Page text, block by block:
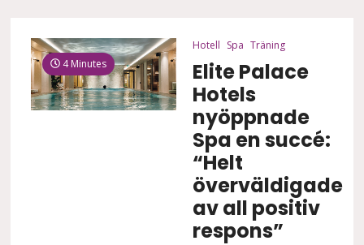
4 Minutes
Hotell Spa Träning
Elite Palace
Hotels
nyöppnade
Spa en succé:
“Helt
överväldigade
av all positiv
respons”